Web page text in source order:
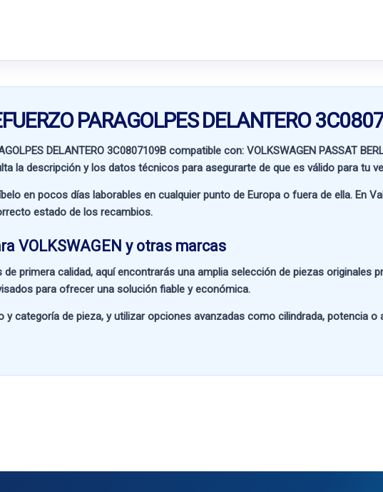
PARAGOLPES DELANTERO
DELANTERO 3C0807109B compatible con: VOLKSWAGEN PASSAT
la descripción y los datos técnicos para asegurarte de que es válido para tu
en pocos días laborables en cualquier punto de Europa o fuera de ella. En
estado de los recambios.
VOLKSWAGEN y otras marcas
primera calidad, aquí encontrarás una amplia selección de piezas originales
para ofrecer una solución fiable y económica.
y categoría de pieza, y utilizar opciones avanzadas como cilindrada, potencia o